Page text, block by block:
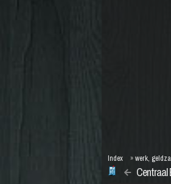
Centraal
Index »werk,